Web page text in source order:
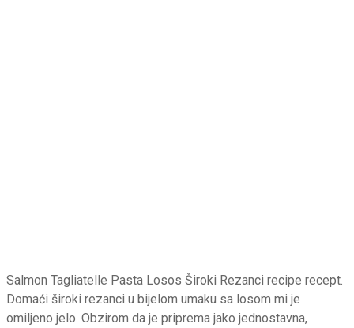
Salmon Tagliatelle Pasta Losos Široki Rezanci recipe recept.
Domaći široki rezanci u bijelom umaku sa losom mi je
omiljeno jelo. Obzirom da je priprema jako jednostavna,